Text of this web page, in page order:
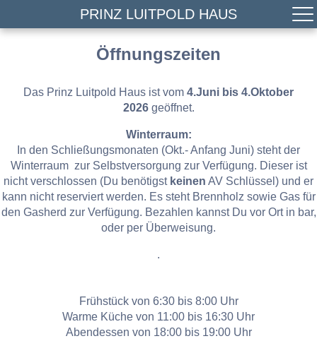
PRINZ LUITPOLD HAUS
Öffnungszeiten
Das Prinz Luitpold Haus ist vom 4.Juni bis 4.Oktober
2026geöffnet.
Winterraum:
In den Schließungsmonaten (Okt.- Anfang Juni) steht der
Winterraum zur Selbstversorgung zur Verfügung. Dieser ist
nicht verschlossen (Du benötigst keinen AV Schlüssel) und er
kann nicht reserviert werden. Es steht Brennholz sowie Gas für
den Gasherd zur Verfügung. Bezahlen kannst Du vor Ort in bar,
oder per Überweisung.
.
Frühstück von 6:30 bis 8:00 Uhr
Warme Küche von 11:00 bis 16:30 Uhr
Abendessen von 18:00 bis 19:00 Uhr